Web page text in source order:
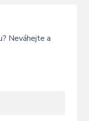
Neváhejte a